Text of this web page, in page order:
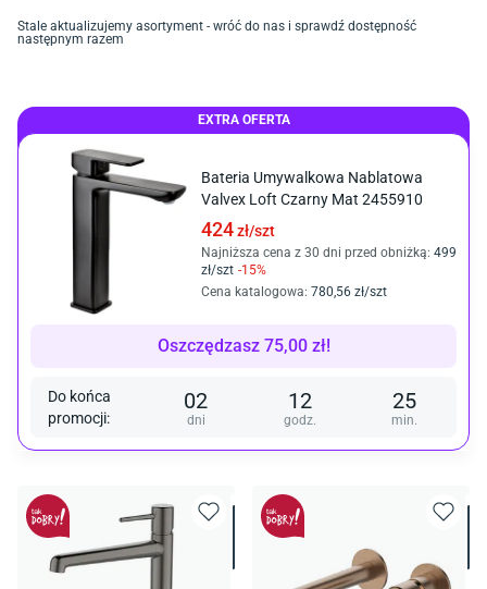
Stale aktualizujemy asortyment - wróć do nas i sprawdź dostępność
następnym razem
EXTRA OFERTA
Bateria Umywalkowa Nablatowa
Valvex Loft Czarny Mat 2455910
424 zł/szt
Najniższa cena z 30 dni przed obniżką: 499
zł/szt -15%
Cena katalogowa: 780 ,56 zł/szt
Oszczędzasz 75,00 zł!
Do końca
promocji:
02
dni
12
godz.
25
min.